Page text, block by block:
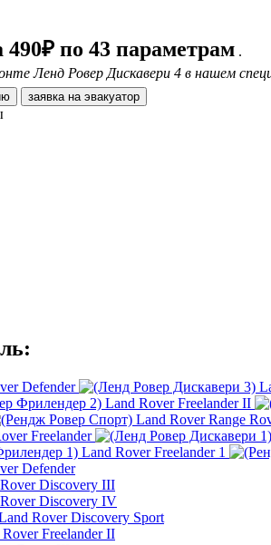
по 43 параметрам .
Ленд Ровер Дискавери 4 в нашем
заявка на эвакуатор
Defender
Land Rover Freelander II
Land Rover Range
Freelander
Land Rover Freelander 1
Defender
Discovery III
Discovery IV
Rover Discovery Sport
Freelander II